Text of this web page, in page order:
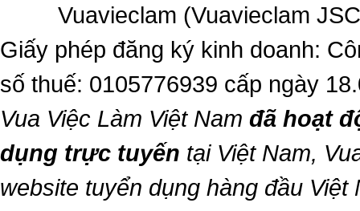
Vuavieclam (Vuavieclam
Giấy phép đăng ký kinh doanh:
số thuế: 0105776939 cấp ngày
Vua Việc Làm Việt Nam đã hoạt
dụng trực tuyến tại Việt Nam,
website tuyển dụng hàng đầu Việt